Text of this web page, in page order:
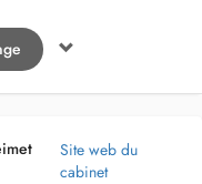
Site web du
cabinet